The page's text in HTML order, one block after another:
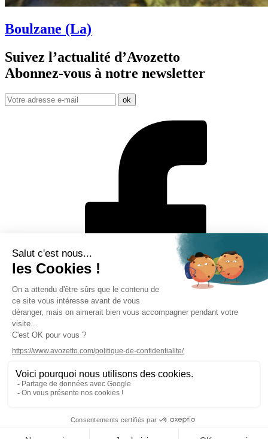
Boulzane (La)
Suivez l’actualité d’Avozetto
Abonnez-vous à notre newsletter
Mentions légales
Politique de protection des données personnelles
CGV